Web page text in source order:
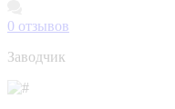
0 отзывов
Заводчик